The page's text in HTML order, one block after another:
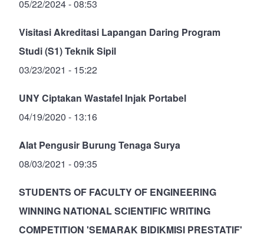
05/22/2024 - 08:53
Visitasi Akreditasi Lapangan Daring Program
Studi (S1) Teknik Sipil
03/23/2021 - 15:22
UNY Ciptakan Wastafel Injak Portabel
04/19/2020 - 13:16
Alat Pengusir Burung Tenaga Surya
08/03/2021 - 09:35
STUDENTS OF FACULTY OF ENGINEERING
WINNING NATIONAL SCIENTIFIC WRITING
COMPETITION 'SEMARAK BIDIKMISI PRESTATIF'